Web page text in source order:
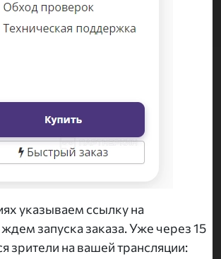
указываем ссылку на
запуска заказа. Уже через 15
зрители на вашей трансляции: